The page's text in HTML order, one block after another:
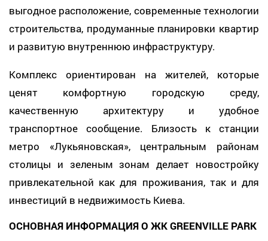
выгодное расположение, современные технологии
строительства, продуманные планировки квартир
и развитую внутреннюю инфраструктуру.
Комплекс ориентирован на жителей, которые
ценят комфортную городскую среду,
качественную архитектуру и удобное
транспортное сообщение. Близость к станции
метро «Лукьяновская», центральным районам
столицы и зеленым зонам делает новостройку
привлекательной как для проживания, так и для
инвестиций в недвижимость Киева.
ОСНОВНАЯ ИНФОРМАЦИЯ О ЖК GREENVILLE PARK